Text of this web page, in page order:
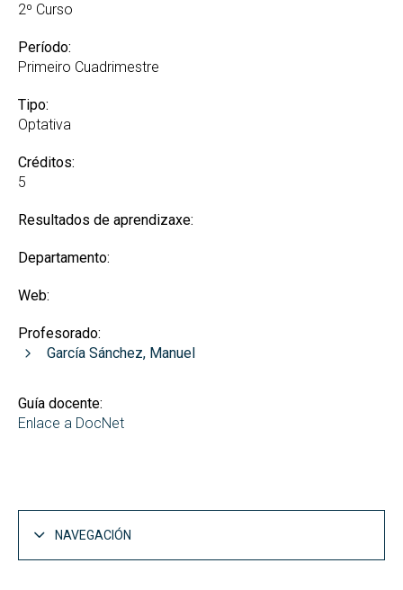
2º Curso
Período:
Primeiro Cuadrimestre
Tipo:
Optativa
Créditos:
5
Resultados de aprendizaxe:
Departamento:
Web:
Profesorado:
García Sánchez, Manuel
Guía docente:
Enlace a DocNet
NAVEGACIÓN